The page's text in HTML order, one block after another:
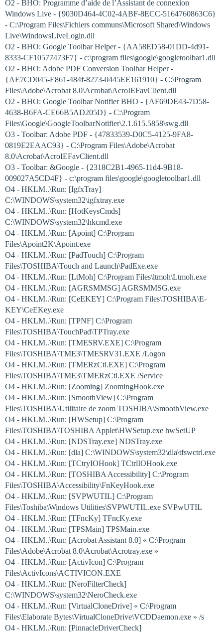
O2 - BHO: Programme d’aide de l’Assistant de connexion
Windows Live - {9030D464-4C02-4ABF-8ECC-5164760863C6}
- C:\Program Files\Fichiers communs\Microsoft Shared\Windows
Live\WindowsLiveLogin.dll
O2 - BHO: Google Toolbar Helper - {AA58ED58-01DD-4d91-
8333-CF10577473F7} - c:\program files\google\googletoolbar1.dll
O2 - BHO: Adobe PDF Conversion Toolbar Helper -
{AE7CD045-E861-484f-8273-0445EE161910} - C:\Program
Files\Adobe\Acrobat 8.0\Acrobat\AcroIEFavClient.dll
O2 - BHO: Google Toolbar Notifier BHO - {AF69DE43-7D58-
4638-B6FA-CE66B5AD205D} - C:\Program
Files\Google\GoogleToolbarNotifier\2.1.615.5858\swg.dll
O3 - Toolbar: Adobe PDF - {47833539-D0C5-4125-9FA8-
0819E2EAAC93} - C:\Program Files\Adobe\Acrobat
8.0\Acrobat\AcroIEFavClient.dll
O3 - Toolbar: &Google - {2318C2B1-4965-11d4-9B18-
009027A5CD4F} - c:\program files\google\googletoolbar1.dll
O4 - HKLM..\Run: [IgfxTray]
C:\WINDOWS\system32\igfxtray.exe
O4 - HKLM..\Run: [HotKeysCmds]
C:\WINDOWS\system32\hkcmd.exe
O4 - HKLM..\Run: [Apoint] C:\Program
Files\Apoint2K\Apoint.exe
O4 - HKLM..\Run: [PadTouch] C:\Program
Files\TOSHIBA\Touch and Launch\PadExe.exe
O4 - HKLM..\Run: [LtMoh] C:\Program Files\ltmoh\Ltmoh.exe
O4 - HKLM..\Run: [AGRSMMSG] AGRSMMSG.exe
O4 - HKLM..\Run: [CeEKEY] C:\Program Files\TOSHIBA\E-
KEY\CeEKey.exe
O4 - HKLM..\Run: [TPNF] C:\Program
Files\TOSHIBA\TouchPad\TPTray.exe
O4 - HKLM..\Run: [TMESRV.EXE] C:\Program
Files\TOSHIBA\TME3\TMESRV31.EXE /Logon
O4 - HKLM..\Run: [TMERzCtl.EXE] C:\Program
Files\TOSHIBA\TME3\TMERzCtl.EXE /Service
O4 - HKLM..\Run: [Zooming] ZoomingHook.exe
O4 - HKLM..\Run: [SmoothView] C:\Program
Files\TOSHIBA\Utilitaire de zoom TOSHIBA\SmoothView.exe
O4 - HKLM..\Run: [HWSetup] C:\Program
Files\TOSHIBA\TOSHIBA Applet\HWSetup.exe hwSetUP
O4 - HKLM..\Run: [NDSTray.exe] NDSTray.exe
O4 - HKLM..\Run: [dla] C:\WINDOWS\system32\dla\tfswctrl.exe
O4 - HKLM..\Run: [TCtryIOHook] TCtrlIOHook.exe
O4 - HKLM..\Run: [TOSHIBA Accessibility] C:\Program
Files\TOSHIBA\Accessibility\FnKeyHook.exe
O4 - HKLM..\Run: [SVPWUTIL] C:\Program
Files\Toshiba\Windows Utilities\SVPWUTIL.exe SVPwUTIL
O4 - HKLM..\Run: [TFncKy] TFncKy.exe
O4 - HKLM..\Run: [TPSMain] TPSMain.exe
O4 - HKLM..\Run: [Acrobat Assistant 8.0] « C:\Program
Files\Adobe\Acrobat 8.0\Acrobat\Acrotray.exe »
O4 - HKLM..\Run: [ActivIcon] C:\Program
Files\ActivIcons\ACTIVICON.EXE
O4 - HKLM..\Run: [NeroFilterCheck]
C:\WINDOWS\system32\NeroCheck.exe
O4 - HKLM..\Run: [VirtualCloneDrive] « C:\Program
Files\Elaborate Bytes\VirtualCloneDrive\VCDDaemon.exe » /s
O4 - HKLM..\Run: [PinnacleDriverCheck]